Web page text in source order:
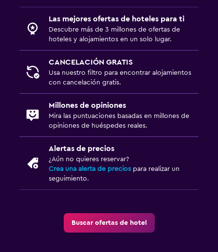
Las mejores ofertas de hoteles para ti
Descubre más de 3 millones de ofertas de
hoteles y alojamientos en un solo lugar.
CANCELACIÓN GRATIS
Usa nuestro filtro para encontrar alojamientos
con cancelación gratis.
Millones de opiniones
Mira las puntuaciones basadas en millones de
opiniones de huéspedes reales.
Alertas de precios
¿Aún no quieres reservar?
Crea una alerta de precios para realizar un
seguimiento.
Buscar ofertas de hotel